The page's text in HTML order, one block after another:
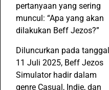
pertanyaan yang sering
muncul: “Apa yang akan
dilakukan Beff Jezos?”
Diluncurkan pada tanggal
11 Juli 2025, Beff Jezos
Simulator hadir dalam
genre Casual, Indie, dan